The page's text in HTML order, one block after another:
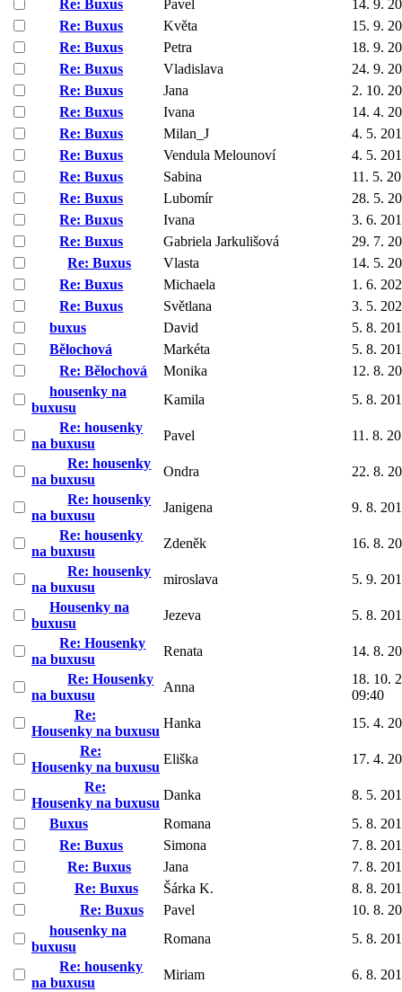
Re: Buxus
Pavel
14. 9.
Re: Buxus
Květa
15. 9.
Re: Buxus
Petra
18. 9.
Re: Buxus
Vladislava
24. 9.
Re: Buxus
Jana
2. 10.
Re: Buxus
Ivana
14. 4.
Re: Buxus
Milan_J
4. 5.
Re: Buxus
Vendula Melounoví
4. 5.
Re: Buxus
Sabina
11. 5.
Re: Buxus
Lubomír
28. 5.
Re: Buxus
Ivana
3. 6.
Re: Buxus
Gabriela Jarkulišová
29. 7.
Re: Buxus
Vlasta
14. 5.
Re: Buxus
Michaela
1. 6.
Re: Buxus
Světlana
3. 5.
buxus
David
5. 8.
Bělochová
Markéta
5. 8.
Re: Bělochová
Monika
12. 8.
housenky na
buxusu
Kamila
5. 8.
Re: housenky
na buxusu
Pavel
11. 8.
Re: housenky
na buxusu
Ondra
22. 8.
Re: housenky
na buxusu
Janigena
9. 8.
Re: housenky
na buxusu
Zdeněk
16. 8.
Re: housenky
na buxusu
miroslava
5. 9.
Housenky na
buxusu
Jezeva
5. 8.
Re: Housenky
na buxusu
Renata
14. 8.
Re: Housenky
na buxusu
Anna
18. 10.
09:40
Re:
Housenky na buxusu
Hanka
15. 4.
Re:
Housenky na buxusu
Eliška
17. 4.
Re:
Housenky na buxusu
Danka
8. 5.
Buxus
Romana
5. 8.
Re: Buxus
Simona
7. 8.
Re: Buxus
Jana
7. 8.
Re: Buxus
Šárka K.
8. 8.
Re: Buxus
Pavel
10. 8.
housenky na
buxusu
Romana
5. 8.
Re: housenky
na buxusu
Miriam
6. 8.